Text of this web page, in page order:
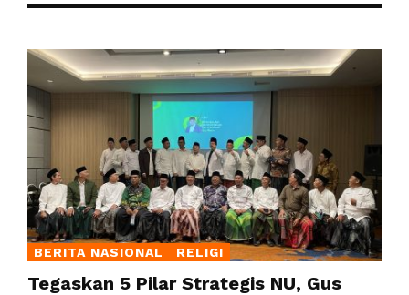
BERITA NASIONAL RELIGI
Tegaskan 5 Pilar Strategis NU, Gus